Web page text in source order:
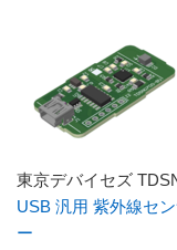
東京デバイセズ
USB 汎用 紫外線セ
ー